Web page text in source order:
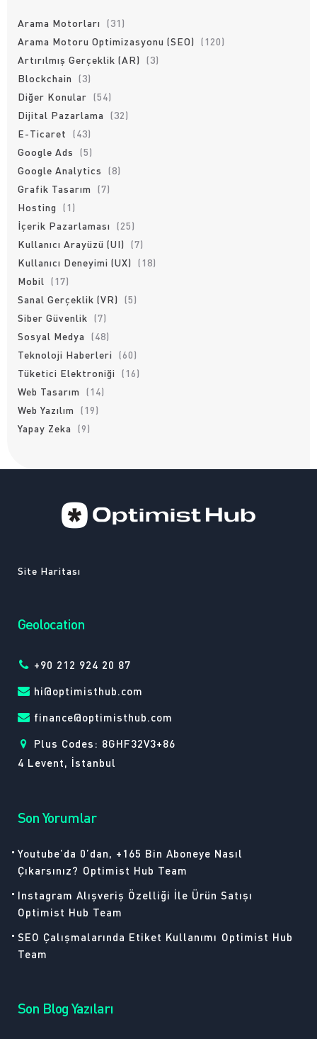
Arama Motorları
(31)
Arama Motoru Optimizasyonu (SEO)
(120)
Artırılmış Gerçeklik (AR)
(3)
Blockchain
(3)
Diğer Konular (54)
Dijital Pazarlama
(32)
E-Ticaret
(43)
Google Ads
(5)
Google Analytics
(8)
Grafik Tasarım
(7)
Hosting
(1)
İçerik Pazarlaması
(25)
Kullanıcı Arayüzü (UI)
(7)
Kullanıcı Deneyimi (UX)
(18)
Mobil
(17)
Sanal Gerçeklik (VR)
(5)
Siber Güvenlik (7)
Sosyal Medya
(48)
Teknoloji Haberleri
(60)
Tüketici Elektroniği
(16)
Web Tasarım
(14)
Web Yazılım
(19)
Yapay Zeka
(9)
Site Haritası
Geolocation
+90 212 924 20 87
hi@optimisthub.com
finance@optimisthub.com
Plus Codes: 8GHF32V3+86
4 Levent, İstanbul
Son Yorumlar
Youtube’da 0’dan, +165 Bin Aboneye Nasıl
Çıkarsınız? Optimist Hub Team
Instagram Alışveriş Özelliği İle Ürün Satışı
Optimist Hub Team
SEO Çalışmalarında Etiket Kullanımı Optimist Hub
Team
Son Blog Yazıları